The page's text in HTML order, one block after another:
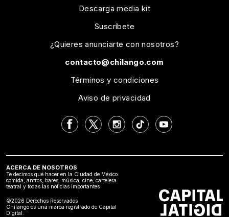
Descarga media kit
Suscríbete
¿Quieres anunciarte con nosotros?
contacto@chilango.com
Términos y condiciones
Aviso de privacidad
ACERCA DE NOSOTROS
Te decimos qué hacer en la Ciudad de México:
comida, antros, bares, música, cine, cartelera
teatral y todas las noticias importantes
©2026 Derechos Reservados
Chilango es una marca registrado de Capital
Digital.